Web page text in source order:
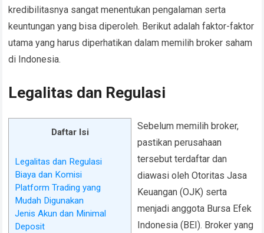
kredibilitasnya sangat menentukan pengalaman serta
keuntungan yang bisa diperoleh. Berikut adalah faktor-faktor
utama yang harus diperhatikan dalam memilih broker saham
di Indonesia.
Legalitas dan Regulasi
Daftar Isi
Legalitas dan Regulasi
Biaya dan Komisi
Platform Trading yang
Mudah Digunakan
Jenis Akun dan Minimal
Deposit
Sebelum memilih broker,
pastikan perusahaan
tersebut terdaftar dan
diawasi oleh Otoritas Jasa
Keuangan (OJK) serta
menjadi anggota Bursa Efek
Indonesia (BEI). Broker yang